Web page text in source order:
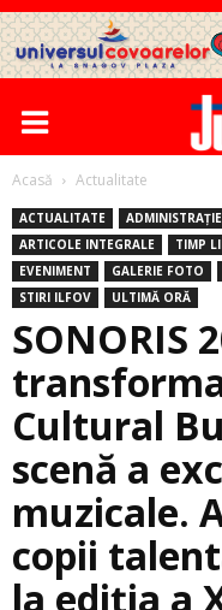
Acasă Actualitate
ACTUALITATE ADMINISTRAȚIE
ARTICOLE INTEGRALE
TIMP
EVENIMENT
GALERIE FOTO
STIRI ILFOV
ULTIMĂ ORĂ
SONORIS
Cultural
scenă a
muzicale.
copii
la ediția a